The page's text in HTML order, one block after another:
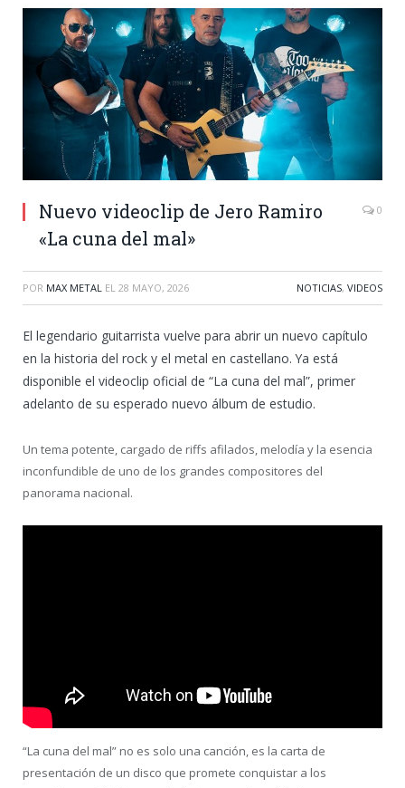
Nuevo videoclip de Jero Ramiro
«La cuna del mal»
0
POR MAX METAL EL 28 MAYO, 2026 NOTICIAS, VIDEOS
El legendario guitarrista vuelve para abrir un nuevo capítulo
en la historia del rock y el metal en castellano. Ya está
disponible el videoclip oficial de “La cuna del mal”, primer
adelanto de su esperado nuevo álbum de estudio.
Un tema potente, cargado de riffs afilados, melodía y la esencia
inconfundible de uno de los grandes compositores del
panorama nacional.
“La cuna del mal” no es solo una canción, es la carta de
presentación de un disco que promete conquistar a los